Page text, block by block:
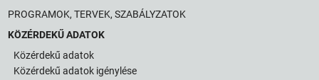
PROGRAMOK, TERVEK, SZABÁLYZATOK
KÖZÉRDEKŰ ADATOK
Közérdekű adatok
Közérdekű adatok igénylése